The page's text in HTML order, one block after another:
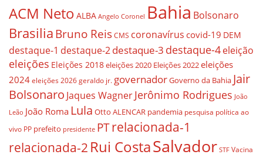
ACM Neto ALBA Angelo Coronel Bahia Bolsonaro
BrasiliaBruno ReisCMS coronavírus covid-19 DEM
destaque-1 destaque-2destaque-3 destaque-4eleição
eleições Eleições 2018eleições 2020 Eleições 2022eleições
2024 eleições 2026 geraldo jr. governadorGoverno da Bahia Jair
Bolsonaro Jaques WagnerJerônimo Rodrigues João
Leão João Roma Lula Otto ALENCAR pandemia pesquisa política ao
vivo PP prefeito presidente PTrelacionada-1
relacionada-2 Rui CostaSalvador STF Vacina